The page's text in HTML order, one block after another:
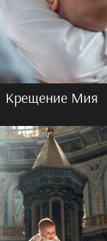
Крещение Мия